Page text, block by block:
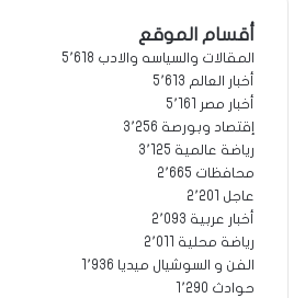
أقسام الموقع
المقالات والسياسه والادب 5٬618
أخبار العالم 5٬613
أخبار مصر
5٬161
إقتصاد وبورصة 3٬256
رياضة عالمية 3٬125
محافظات 2٬665
عاجل
2٬201
أخبار عربية 2٬093
رياضة محلية
2٬011
الفن و السوشيال ميديا 1٬936
حوادث 1٬290